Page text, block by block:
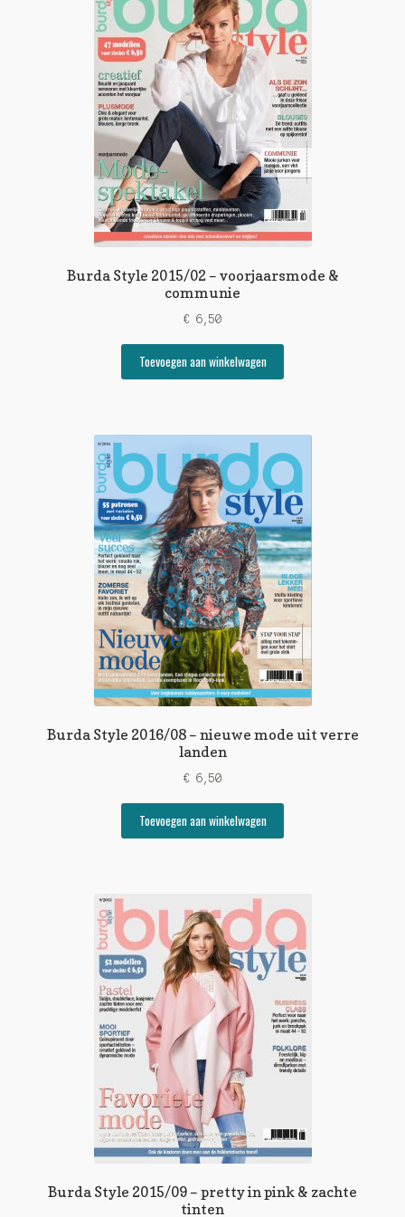
Burda Style 2015/02 – voorjaarsmode &
communie
€ 6,50
Toevoegen aan winkelwagen
Burda Style 2016/08 – nieuwe mode uit verre
landen
€ 6,50
Toevoegen aan winkelwagen
Burda Style 2015/09 – pretty in pink & zachte
tinten